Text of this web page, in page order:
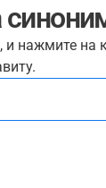
и нажмите